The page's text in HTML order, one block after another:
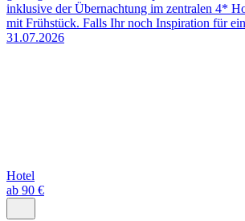
inklusive der Übernachtung im zentralen 4*
mit Frühstück. Falls Ihr noch Inspiration für
31.07.2026
Hotel
ab 90 €